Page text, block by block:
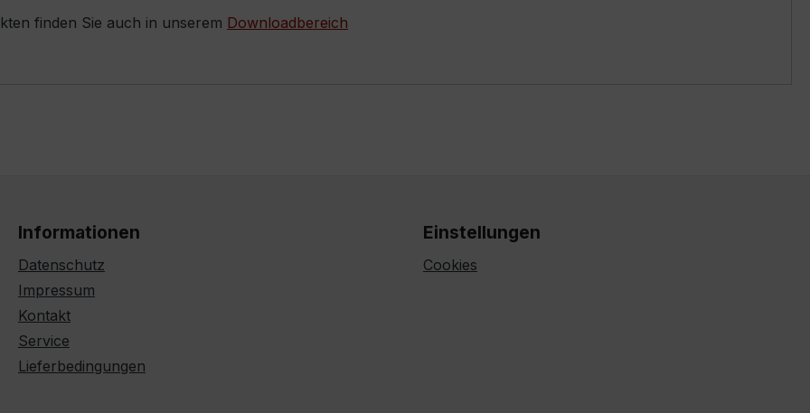
finden Sie auch in unserem Downloadbereich
Informationen
Datenschutz
Impressum
Kontakt
Service
Lieferbedingungen
Einstellungen
Cookies